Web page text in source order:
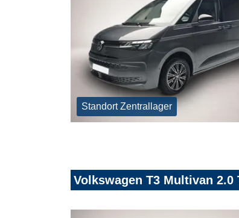
Standort Zentrallager
Volkswagen T3 Multivan 2.0